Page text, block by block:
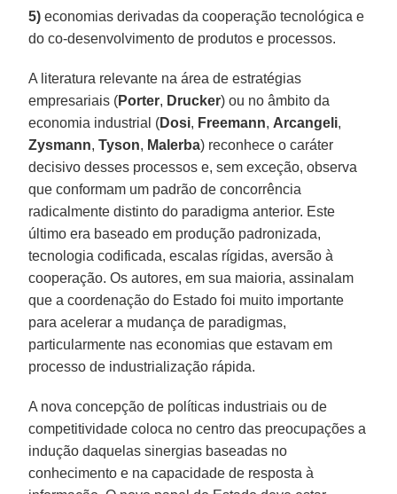
5) economias derivadas da cooperação tecnológica e
do co-desenvolvimento de produtos e processos.
A literatura relevante na área de estratégias
empresariais (Porter, Drucker) ou no âmbito da
economia industrial (Dosi, Freemann, Arcangeli,
Zysmann,Tyson, Malerba) reconhece o caráter
decisivo desses processos e, sem exceção, observa
que conformam um padrão de concorrência
radicalmente distinto do paradigma anterior. Este
último era baseado em produção padronizada,
tecnologia codificada, escalas rígidas, aversão à
cooperação. Os autores, em sua maioria, assinalam
que a coordenação do Estado foi muito importante
para acelerar a mudança de paradigmas,
particularmente nas economias que estavam em
processo de industrialização rápida.
A nova concepção de políticas industriais ou de
competitividade coloca no centro das preocupações a
indução daquelas sinergias baseadas no
conhecimento e na capacidade de resposta à